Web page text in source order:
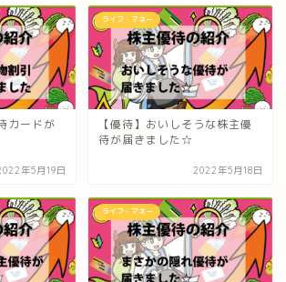
カードが
年5月19日
ライフ・マネー
【優待】おいしそうな株主優
待が届きました☆
2022年5月18日
ライフ・マネー